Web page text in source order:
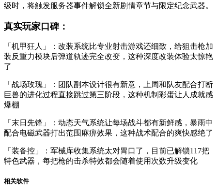
级时，将触发服务器事件解锁全新剧情章节与限定纪念武器。
真实玩家口碑：
「机甲狂人」：改装系统比专业射击游戏还细致，给狙击枪加
装反重力模块后弹道轨迹完全改变，这种深度改装体验太惊艳
了
「战场玫瑰」：团队副本设计很有新意，上周和队友配合打断
巨兽的进化过程直接跳过第三阶段，这种机制彩蛋让人成就感
爆棚
「末日先锋」：动态天气系统让每场战斗都有新鲜感，暴雨中
配合电磁武器打出范围麻痹效果，这种战术配合的爽快感绝了
「装备控」：军械库收集系统太对胃口了，目前已解锁117把
特色武器，每把枪的击杀特效都会随着使用次数升级变化
相关软件